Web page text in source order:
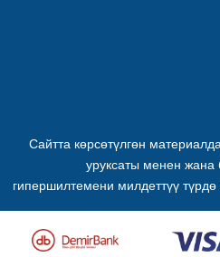
Сайтта көрсөтүлгөн
уруксаты менен жана
гипершилтемени милдеттүү түрдө